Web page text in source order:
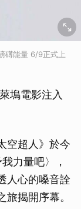
礡能量 6/9正式上
塢電影注入
空超人》於今
力量吧〉，
人心的嗓音詮
揭開序幕。